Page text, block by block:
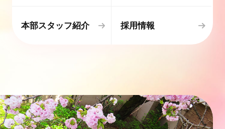
本部スタッフ紹介 採用情報